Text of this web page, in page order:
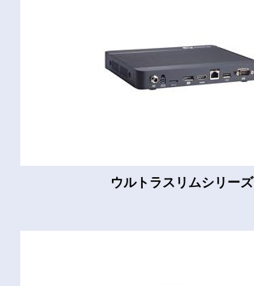
ウルトラスリムシリーズ